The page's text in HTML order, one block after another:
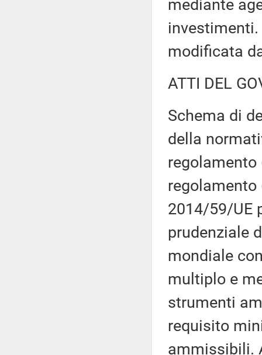
mediante
investimenti.
modificata
ATTI DEL
Schema di
della
regolamento
regolamento
2014/59/UE
prudenziale
mondiale
multiplo e
strumenti
requisito
ammissibili.